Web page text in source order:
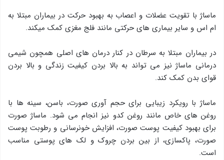
ماساژ با تقویت عضلات و اعصاب به بهبود حرکت در بیماران مبتلا به
ام اس و سایر بیماری های حرکتی مانند فلج مغزی کمک میکند.
در بیماران مبتلا به سرطان در کنار درمان های اصلی همچون شیمی
درمانی ماساژ نیز می تواند به بالا بردن کیفیت زندگی و بالا بردن
قوای بدن کمک کند.
ماساژ با رویکرد زیبایی برای حجم آوری صورت، باسن، سینه ها با
روغن های خاص مانند روغن کدو نیز انجام می شود. ماساژ صورت
برای بهبود کیفیت پوست صورت، افزایش خونرسانی و رطوبت پوست
صورت، پاکسازی، از بین بردن چروک و لک های پوستی مناسب
است.